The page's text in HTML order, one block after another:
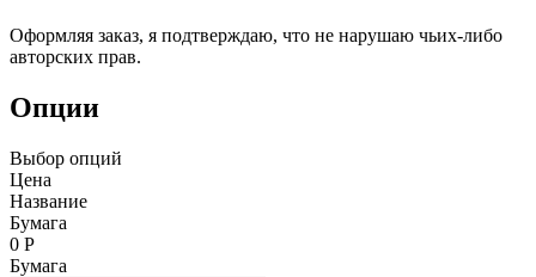
Оформляя заказ, я подтверждаю, что не нарушаю чьих-либо
авторских прав.
Опции
Выбор опций
Цена
Название
Бумага
0 Р
Бумага